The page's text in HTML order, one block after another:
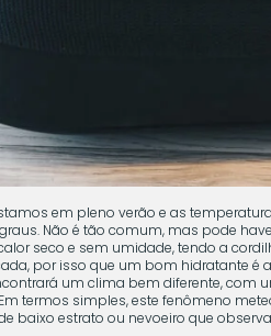
em pleno verão e as
Não é tão comum, mas pode
seco e sem umidade, tendo a
por isso que um bom hidratante é
um clima bem diferente,
termos simples, este fenômeno
baixo estrato ou nevoeiro que